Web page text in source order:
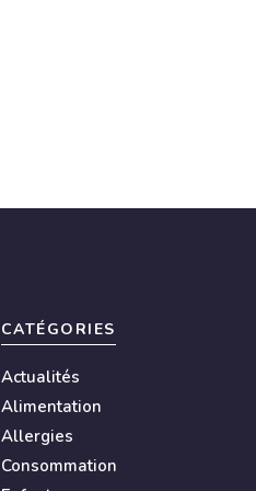
CATÉGORIES
Actualités
Alimentation
Allergies
Consommation